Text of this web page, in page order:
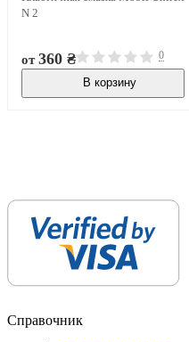
N 2
от360 ₴ 0
В корзину
Справочник